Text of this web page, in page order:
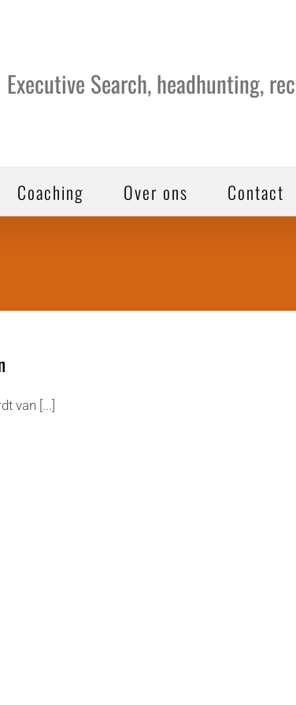
Executive Search, headhunting,
Coaching Over ons Contact
van [...]